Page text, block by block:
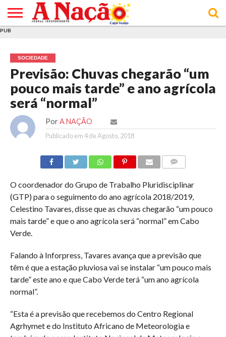
E DE
COOKIES
DE
UTILIZAÇÃO
PUB
SOCIEDADE
Previsão: Chuvas chegarão “um
pouco mais tarde” e ano agrícola
será “normal”
Por A NAÇÃO
Publicado em4 de Agosto, 2018
O coordenador do Grupo de Trabalho Pluridisciplinar
(GTP) para o seguimento do ano agrícola 2018/2019,
Celestino Tavares, disse que as chuvas chegarão “um pouco
mais tarde” e que o ano agrícola será “normal” em Cabo
Verde.
Falando à Inforpress, Tavares avança que a previsão que
têm é que a estação pluviosa vai se instalar “um pouco mais
tarde” este ano e que Cabo Verde terá “um ano agrícola
normal”.
“Esta é a previsão que recebemos do Centro Regional
Agrhymet e do Instituto Africano de Meteorologia e